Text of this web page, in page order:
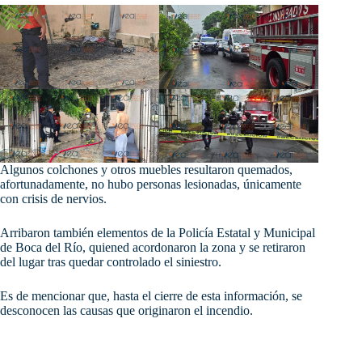
Algunos colchones y otros muebles resultaron quemados,
afortunadamente, no hubo personas lesionadas, únicamente
con crisis de nervios.
Arribaron también elementos de la Policía Estatal y Municipal
de Boca del Río, quiened acordonaron la zona y se retiraron
del lugar tras quedar controlado el siniestro.
Es de mencionar que, hasta el cierre de esta información, se
desconocen las causas que originaron el incendio.